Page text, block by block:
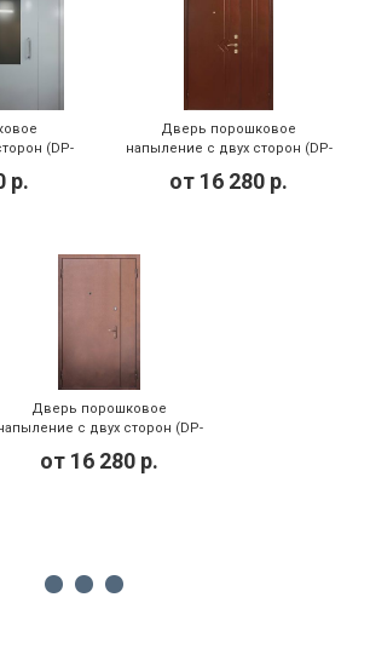
(DP-
р.
Дверь порошковое
напыление с двух сторон (DP-
от 16 280 р.
Дверь порошковое
с двух сторон (DP-
от 16 280 р.